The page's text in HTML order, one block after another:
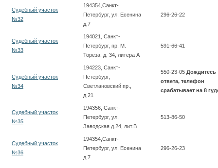
Судебный участок
№32
194354,Санкт-
Петербург, ул. Есенина
д.7
296-26-22
Судебный участок
№33
194021, Санкт-
Петербург, пр. М.
Тореза, д. 34, литера А
591-66-41
Судебный участок
№34
194223, Санкт-
Петербург,
Светлановский пр.,
д.21
550-23-05 Дождитесь
ответа, телефон
срабатывает на 8
Судебный участок
№35
194356, Санкт-
Петербург, ул.
Заводская д.24, лит.В
513-86-50
Судебный участок
№36
194354,Санкт-
Петербург, ул. Есенина
д.7
296-26-23